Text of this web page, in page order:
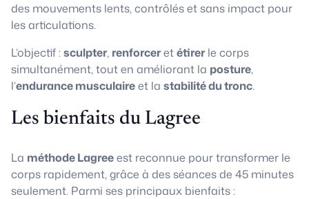
des mouvements lents, contrôlés et sans impact pour
les articulations.
L’objectif :sculpter, renforceretétirerle corps
simultanément, tout en améliorant la posture,
l’endurance musculaireet la stabilité du tronc.
Les bienfaits du Lagree
La méthode Lagreeest reconnue pour transformer le
corps rapidement, grâce à des séances de 45 minutes
seulement. Parmi ses principaux bienfaits :